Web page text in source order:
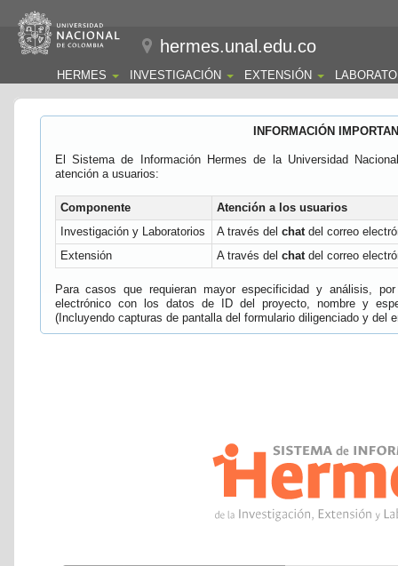
hermes.unal.edu.co
HERMES INVESTIGACIÓN EXTENSIÓN
INFORMACIÓN
El Sistema de Información Hermes de la Universidad
atención a usuarios:
Componente
Atención a los usuarios
Investigación y Laboratorios
A través del chatdel correo
Extensión
A través del chatdel correo
Para casos que requieran mayor especificidad y análisis,
electrónico con los datos de ID del proyecto, nombre y
(Incluyendo capturas de pantalla del formulario diligenciado y del